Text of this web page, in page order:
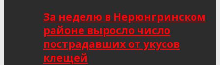
За неделю в Нерюнгринском
районе выросло число
пострадавших от укусов
клещей